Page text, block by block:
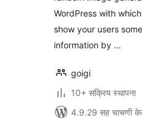
WordPress with
show your users
information by …
goigi
10+ सक्रिय स्थापना
4.9.29 सह चाचणी